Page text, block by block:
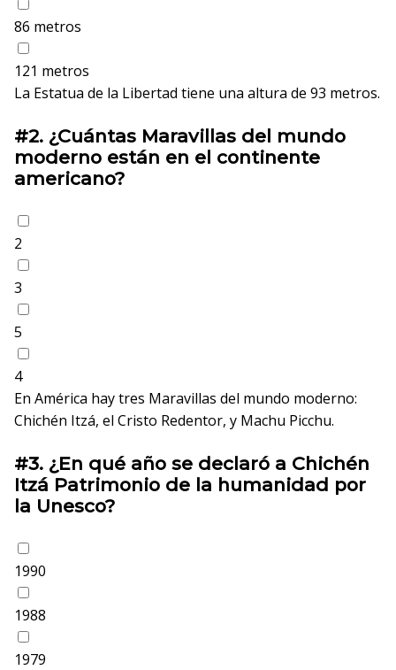
86 metros
121 metros
La Estatua de la Libertad tiene una altura de 93 metros.
#2. ¿Cuántas Maravillas del mundo
moderno están en el continente
americano?
2
3
5
4
En América hay tres Maravillas del mundo moderno:
Chichén Itzá, el Cristo Redentor, y Machu Picchu.
#3. ¿En qué año se declaró a Chichén
Itzá Patrimonio de la humanidad por
la Unesco?
1990
1988
1979